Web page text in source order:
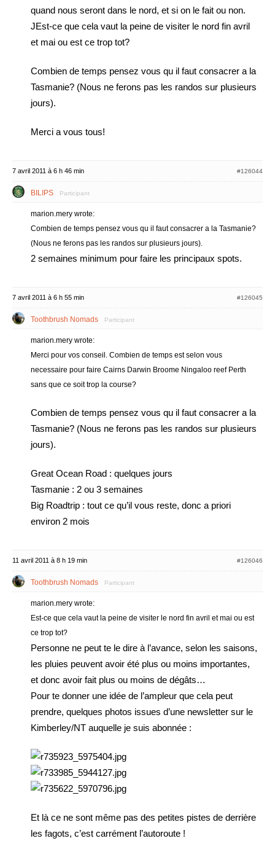
quand nous seront dans le nord, et si on le fait ou non.
JEst-ce que cela vaut la peine de visiter le nord fin avril
et mai ou est ce trop tot?
Combien de temps pensez vous qu il faut consacrer a la
Tasmanie? (Nous ne ferons pas les randos sur plusieurs
jours).
Merci a vous tous!
7 avril 2011 à 6 h 46 min #126044
BILIPS Participant
marion.mery wrote:
Combien de temps pensez vous qu il faut consacrer a la Tasmanie?
(Nous ne ferons pas les randos sur plusieurs jours).
2 semaines minimum pour faire les principaux spots.
7 avril 2011 à 6 h 55 min #126045
Toothbrush Nomads Participant
marion.mery wrote:
Merci pour vos conseil. Combien de temps est selon vous
necessaire pour faire Cairns Darwin Broome Ningaloo reef Perth
sans que ce soit trop la course?
Combien de temps pensez vous qu il faut consacrer a la
Tasmanie? (Nous ne ferons pas les randos sur plusieurs
jours).
Great Ocean Road : quelques jours
Tasmanie : 2 ou 3 semaines
Big Roadtrip : tout ce qu’il vous reste, donc a priori
environ 2 mois
11 avril 2011 à 8 h 19 min #126046
Toothbrush Nomads Participant
marion.mery wrote:
Est-ce que cela vaut la peine de visiter le nord fin avril et mai ou est
ce trop tot?
Personne ne peut te le dire à l’avance, selon les saisons,
les pluies peuvent avoir été plus ou moins importantes,
et donc avoir fait plus ou moins de dégâts…
Pour te donner une idée de l’ampleur que cela peut
prendre, quelques photos issues d’une newsletter sur le
Kimberley/NT auquelle je suis abonnée :
Et là ce ne sont même pas des petites pistes de derrière
les fagots, c’est carrément l’autoroute !